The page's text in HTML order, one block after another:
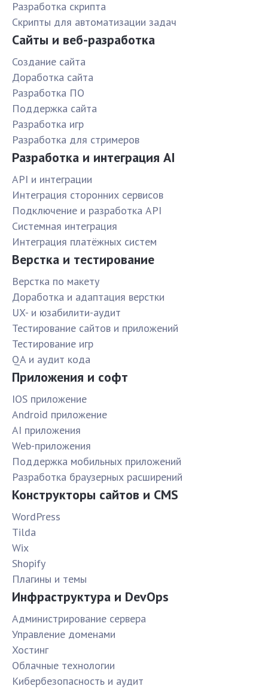
Разработка скрипта
Скрипты для автоматизации задач
Сайты и веб-разработка
Создание сайта
Доработка сайта
Разработка ПО
Поддержка сайта
Разработка игр
Разработка для стримеров
Разработка и интеграция AI
API и интеграции
Интеграция сторонних сервисов
Подключение и разработка API
Системная интеграция
Интеграция платёжных систем
Верстка и тестирование
Верстка по макету
Доработка и адаптация верстки
UX- и юзабилити-аудит
Тестирование сайтов и приложений
Тестирование игр
QA и аудит кода
Приложения и софт
IOS приложение
Android приложение
AI приложения
Web-приложения
Поддержка мобильных приложений
Разработка браузерных расширений
Конструкторы сайтов и CMS
WordPress
Tilda
Wix
Shopify
Плагины и темы
Инфраструктура и DevOps
Администрирование сервера
Управление доменами
Хостинг
Облачные технологии
Кибербезопасность и аудит